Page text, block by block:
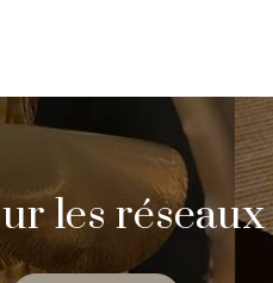
les réseaux